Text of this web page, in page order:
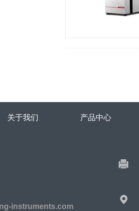
关于我们 产品中心
instruments.com